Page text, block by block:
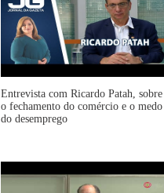
Entrevista com Ricardo Patah, sobre
o fechamento do comércio e o medo
do desemprego